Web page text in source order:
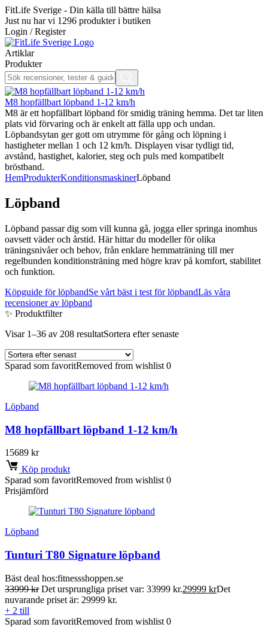
FitLife Sverige - Din källa till bättre hälsa
Just nu har vi 1296 produkter i butiken
Login / Register
Artiklar
Produkter
M8 hopfällbart löpband 1-12 km/h
M8 är ett hopfällbart löpband för smidig träning hemma. Det tar liten
plats vid förvaring och är enkelt att fälla upp och undan.
Löpbandsytan ger gott om utrymme för gång och löpning i
hastigheter mellan 1 och 12 km/h. Displayen visar tydligt tid,
avstånd, hastighet, kalorier, steg och puls med kompatibelt
bröstband.
HemProdukterKonditionsmaskinerLöpband
Löpband
Löpband passar dig som vill kunna gå, jogga eller springa inomhus
oavsett väder och årstid. Här hittar du modeller för olika
träningsnivåer och behov, från enklare hemmaträning till mer
regelbunden konditionsträning med högre krav på komfort, stabilitet
och funktion.
Köpguide för löpbandSe vårt bäst i test för löpbandLäs våra
recensioner av löpband
✨ Produktfilter
Visar 1–36 av 208 resultatSortera efter senaste
Sparad som favoritRemoved from wishlist 0
Löpband
M8 hopfällbart löpband 1-12 km/h
15689 kr
Köp produkt
Sparad som favoritRemoved from wishlist 0
Prisjämförd
Löpband
Tunturi T80 Signature löpband
Bäst deal hos:fitnessshoppen.se
33999kr Det ursprungliga priset var: 33999 kr.29999 krDet
nuvarande priset är: 29999 kr.
+ 2 till
Sparad som favoritRemoved from wishlist 0